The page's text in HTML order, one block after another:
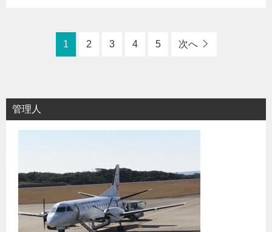
1 2 3 4 5 次へ
管理人